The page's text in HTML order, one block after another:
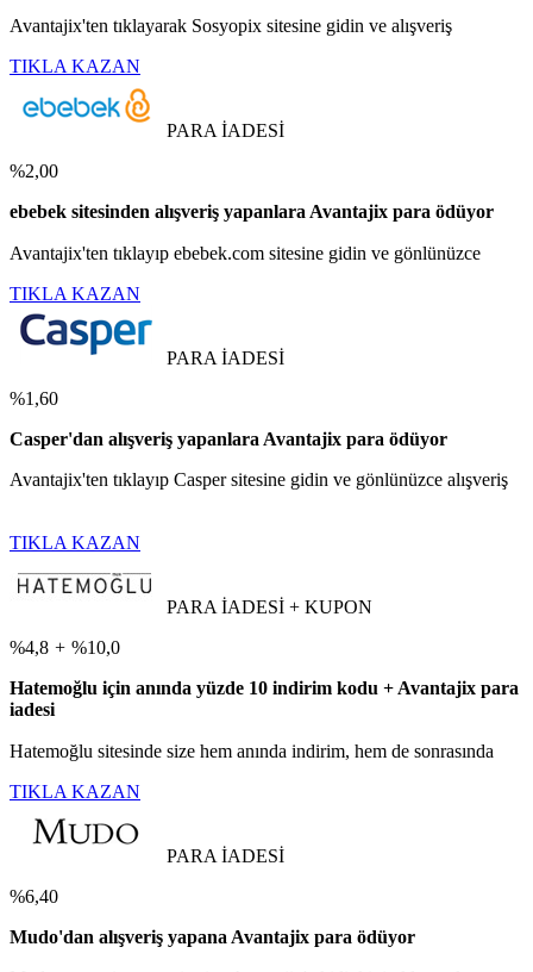
Avantajix'ten tıklayarak Sosyopix sitesine gidin ve alışveriş
TIKLA KAZAN
PARA İADESİ
%2,00
ebebek sitesinden alışveriş yapanlara Avantajix para ödüyor
Avantajix'ten tıklayıp ebebek.com sitesine gidin ve gönlünüzce
TIKLA KAZAN
PARA İADESİ
%1,60
Casper'dan alışveriş yapanlara Avantajix para ödüyor
Avantajix'ten tıklayıp Casper sitesine gidin ve gönlünüzce alışveriş
TIKLA KAZAN
PARA İADESİ + KUPON
%4,8 + %10,0
Hatemoğlu için anında yüzde 10 indirim kodu + Avantajix para
iadesi
Hatemoğlu sitesinde size hem anında indirim, hem de sonrasında
TIKLA KAZAN
PARA İADESİ
%6,40
Mudo'dan alışveriş yapana Avantajix para ödüyor